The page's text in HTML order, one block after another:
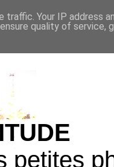
petites
Your IP address
quality of service,